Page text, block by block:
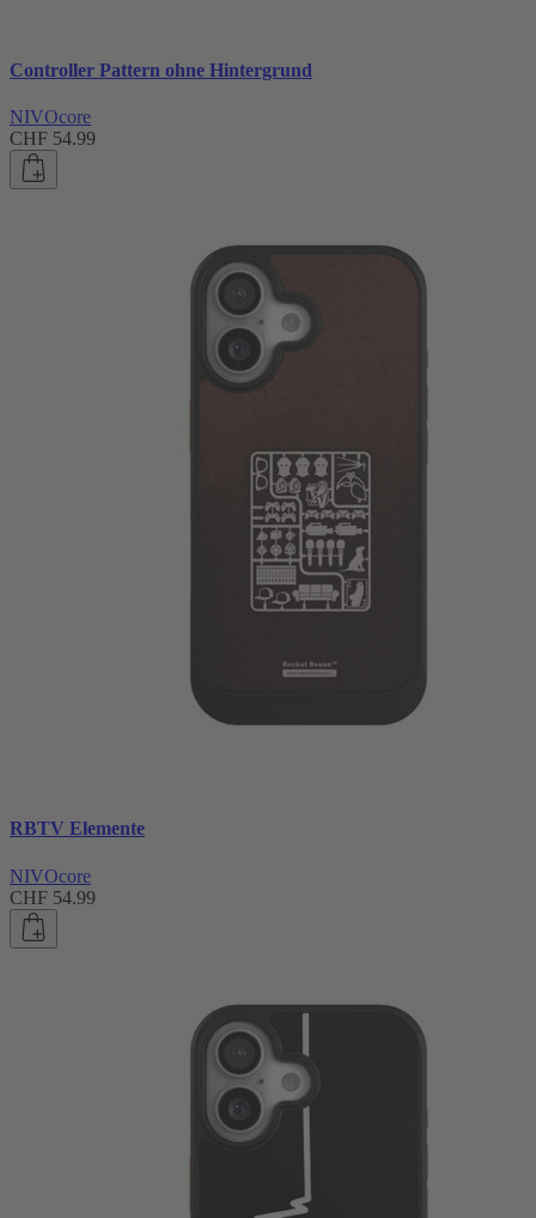
Controller Pattern ohne Hintergrund
NIVOcore
CHF 54.99
RBTV Elemente
NIVOcore
CHF 54.99